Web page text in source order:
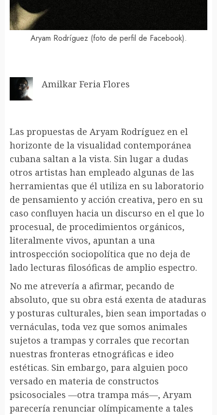
Aryam Rodríguez (foto de perfil de Facebook).
Amilkar Feria Flores
Las propuestas de Aryam Rodríguez en el
horizonte de la visualidad contemporánea
cubana saltan a la vista. Sin lugar a dudas
otros artistas han empleado algunas de las
herramientas que él utiliza en su laboratorio
de pensamiento y acción creativa, pero en su
caso confluyen hacia un discurso en el que lo
procesual, de procedimientos orgánicos,
literalmente vivos, apuntan a una
introspección sociopolítica que no deja de
lado lecturas filosóficas de amplio espectro.
No me atrevería a afirmar, pecando de
absoluto, que su obra está exenta de ataduras
y posturas culturales, bien sean importadas o
vernáculas, toda vez que somos animales
sujetos a trampas y corrales que recortan
nuestras fronteras etnográficas e ideo
estéticas. Sin embargo, para alguien poco
versado en materia de constructos
psicosociales —otra trampa más—, Aryam
parecería renunciar olímpicamente a tales